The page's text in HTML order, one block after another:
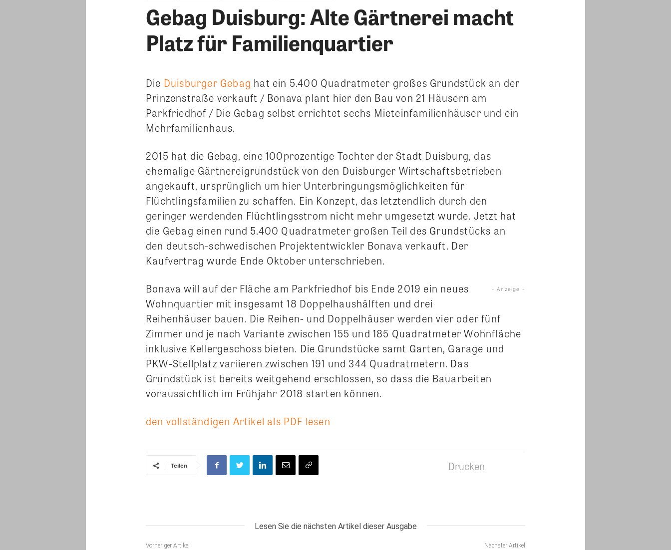
Gebag Duisburg: Alte Gärtnerei macht
Platz für Familienquartier
Die Duisburger Gebag hat ein 5.400 Quadratmeter großes Grundstück an der
Prinzenstraße verkauft / Bonava plant hier den Bau von 21 Häusern am
Parkfriedhof / Die Gebag selbst errichtet sechs Mieteinfamilienhäuser und ein
Mehrfamilienhaus.
2015 hat die Gebag, eine 100prozentige Tochter der Stadt Duisburg, das
ehemalige Gärtnereigrundstück von den Duisburger Wirtschaftsbetrieben
angekauft, ursprünglich um hier Unterbringungsmöglichkeiten für
Flüchtlingsfamilien zu schaffen. Ein Konzept, das letztendlich durch den
geringer werdenden Flüchtlingsstrom nicht mehr umgesetzt wurde. Jetzt hat
die Gebag einen rund 5.400 Quadratmeter großen Teil des Grundstücks an
den deutsch-schwedischen Projektentwickler Bonava verkauft. Der
Kaufvertrag wurde Ende Oktober unterschrieben.
- Anzeige -
Bonava will auf der Fläche am Parkfriedhof bis Ende 2019 ein neues
Wohnquartier mit insgesamt 18 Doppelhaushälften und drei
Reihenhäuser bauen. Die Reihen- und Doppelhäuser werden vier oder fünf
Zimmer und je nach Variante zwischen 155 und 185 Quadratmeter Wohnfläche
inklusive Kellergeschoss bieten. Die Grundstücke samt Garten, Garage und
PKW-Stellplatz variieren zwischen 191 und 344 Quadratmetern. Das
Grundstück ist bereits weitgehend erschlossen, so dass die Bauarbeiten
voraussichtlich im Frühjahr 2018 starten können.
den vollständigen Artikel als PDF lesen
Teilen Drucken
Lesen Sie die nächsten Artikel dieser Ausgabe
Vorheriger Artikel Nächster Artikel